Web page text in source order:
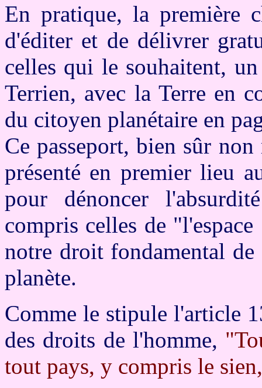
En pratique, la première
d'éditer et de délivrer
celles qui le souhaitent,
Terrien, avec la Terre en
du citoyen planétaire en
Ce passeport, bien sûr
présenté en premier lieu
pour dénoncer
compris celles de
notre droit fondamental
planète.
Comme le stipule l'article
des droits de l'homme,
tout pays, y compris le